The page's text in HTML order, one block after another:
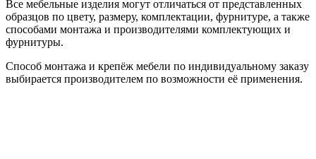
Все мебельные изделия могут отличаться от представленных
образцов по цвету, размеру, комплектации, фурнитуре, а также
способами монтажа и производителями комплектующих и
фурнитуры.
Способ монтажа и крепёж мебели по индивидуальному заказу
выбирается производителем по возможности её применения.